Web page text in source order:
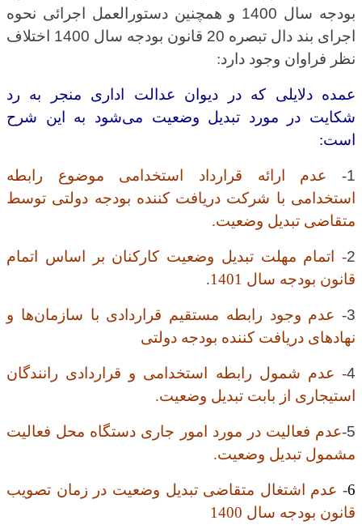
بودجه سال 1400 و همچنین دستورالعمل اجرائی نحوه
اجرای بند دال تبصره 20 قانون بودجه سال 1400 اختلاف
نظر فراوان وجود دارد:
عمده دلایلی که در دیوان عدالت اداری منجر به رد
شکایت در مورد تبدیل وضعیت می‌شود به این شرح
است:
1
- عدم ارائه قرارداد استخدامی موضوع رابطه
استخدامی با شرکت دریافت کننده بودجه دولتی توسط
متقاضی تبدیل وضعیت.
2
- اتمام مهلت تبدیل وضعیت کارکنان بر اساس اتمام
قانون بودجه سال 1401
.
3
- عدم وجود رابطه مستقیم قراردادی با سازمان‌ها و
نهادهای دریافت کننده بودجه دولتی
4
- عدم شمول رابطه استخدامی و قراردادی رانندگان
استیجاری از بابت تبدیل وضعیت.
5
-عدم فعالیت در مورد امور جاری دستگاه محل فعالیت
مشمول تبدیل وضعیت.
6
- عدم اشتغال متقاضی تبدیل وضعیت در زمان تصویب
قانون بودجه سال 1400